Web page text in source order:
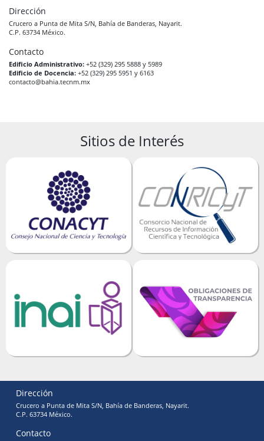
Dirección
Crucero a Punta de Mita S/N, Bahía de Banderas, Nayarit.
C.P. 63734 México.
Contacto
Edificio Administrativo: +52 (329) 295 5888 y 5989
Edificio de Docencia: +52 (329) 295 5951 y 6163
contacto@bahia.tecnm.mx
Sitios de Interés
Dirección
Crucero a Punta de Mita S/N, Bahía de Banderas, Nayarit.
C.P. 63734 México.
Contacto